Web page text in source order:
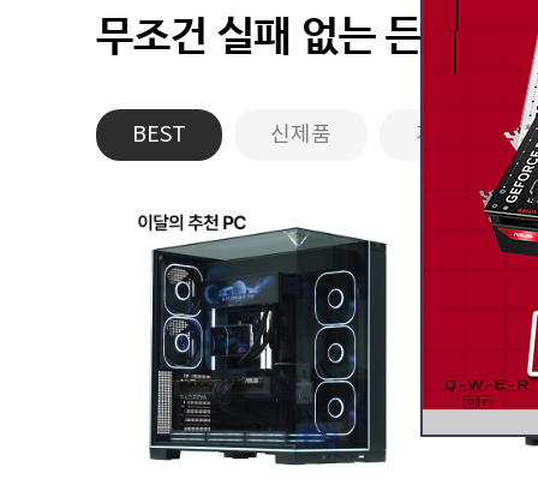
무조건 실패 없는 든든한
BEST 신제품 게이밍PC